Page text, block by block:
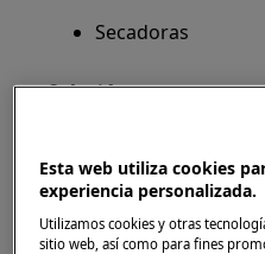
Secadoras
Solución
Desenchufe la
segundos y
lograr el mismo
Esta web utiliza cookies
experiencia personalizada.
Utilizamos cookies y otras
sitio web, así como para fines